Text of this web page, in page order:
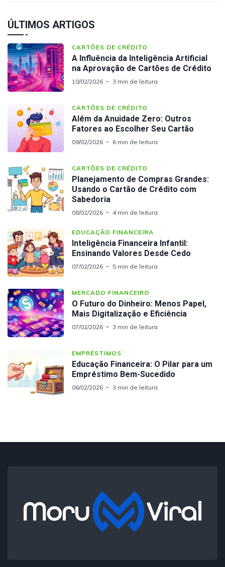
ÚLTIMOS ARTIGOS
CARTÕES DE CRÉDITO
A Influência da Inteligência Artificial
na Aprovação de Cartões de Crédito
10/02/2026 3 min de leitura
CARTÕES DE CRÉDITO
Além da Anuidade Zero: Outros
Fatores ao Escolher Seu Cartão
09/02/2026 6 min de leitura
CARTÕES DE CRÉDITO
Planejamento de Compras Grandes:
Usando o Cartão de Crédito com
Sabedoria
08/02/2026 4 min de leitura
EDUCAÇÃO FINANCEIRA
Inteligência Financeira Infantil:
Ensinando Valores Desde Cedo
07/02/2026 5 min de leitura
MERCADO FINANCEIRO
O Futuro do Dinheiro: Menos Papel,
Mais Digitalização e Eficiência
07/02/2026 3 min de leitura
EMPRÉSTIMOS
Educação Financeira: O Pilar para um
Empréstimo Bem-Sucedido
06/02/2026 3 min de leitura